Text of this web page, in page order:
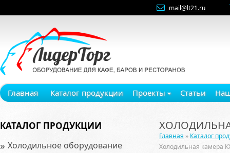
mail@lt21.ru
Главная Каталог продукции Проекты Статьи
КАТАЛОГ ПРОДУКЦИИ
» Холодильное оборудование
Главная » Каталог
Холодильная камера